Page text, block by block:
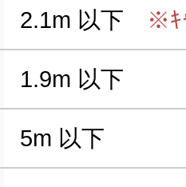
2.1m 以下 ※ｷ
1.9m 以下
5m 以下